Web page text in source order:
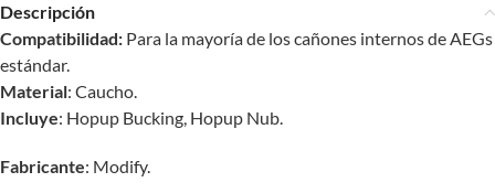
Descripción
Compatibilidad: Para la mayoría de los cañones internos de AEGs
estándar.
Material: Caucho.
Incluye: Hopup Bucking, Hopup Nub.
Fabricante: Modify.